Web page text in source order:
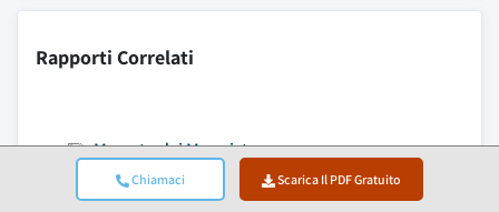
Chiamaci Scarica Il PDF Gratuito
Rapporti Correlati
Mercato dei Memristor
Mercato dei Trasformatori a Stato Solido